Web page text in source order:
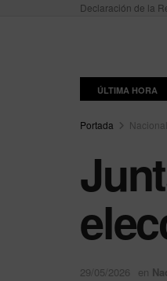
Declaración de la
ÚLTIMA HORA
Portada Nacional
29/05/2026 en